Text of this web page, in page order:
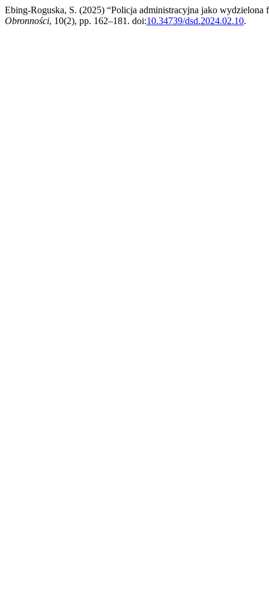
Ebing-Roguska, S. (2025) “Policja administracyjna jako
Obronności, 10(2), pp. 162–181. doi:10.34739/dsd.2024.02.10.